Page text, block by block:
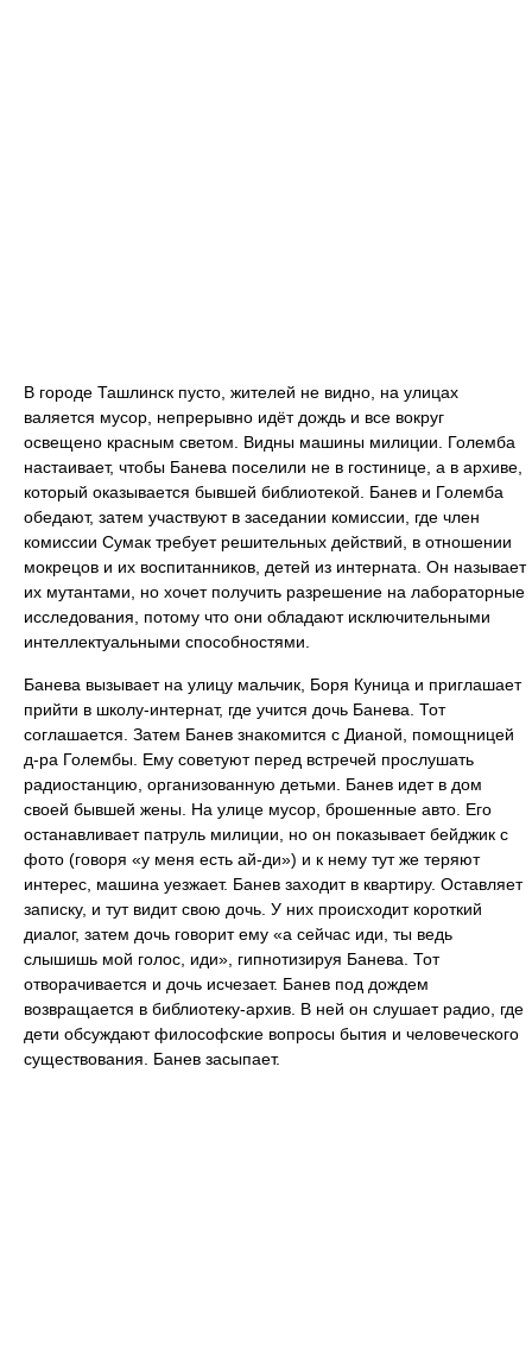
В городе Ташлинск пусто, жителей не видно, на улицах
валяется мусор, непрерывно идёт дождь и все вокруг
освещено красным светом. Видны машины милиции. Големба
настаивает, чтобы Банева поселили не в гостинице, а в архиве,
который оказывается бывшей библиотекой. Банев и Големба
обедают, затем участвуют в заседании комиссии, где член
комиссии Сумак требует решительных действий, в отношении
мокрецов и их воспитанников, детей из интерната. Он называет
их мутантами, но хочет получить разрешение на лабораторные
исследования, потому что они обладают исключительными
интеллектуальными способностями.
Банева вызывает на улицу мальчик, Боря Куница и приглашает
прийти в школу-интернат, где учится дочь Банева. Тот
соглашается. Затем Банев знакомится с Дианой, помощницей
д-ра Голембы. Ему советуют перед встречей прослушать
радиостанцию, организованную детьми. Банев идет в дом
своей бывшей жены. На улице мусор, брошенные авто. Его
останавливает патруль милиции, но он показывает бейджик с
фото (говоря «у меня есть ай-ди») и к нему тут же теряют
интерес, машина уезжает. Банев заходит в квартиру. Оставляет
записку, и тут видит свою дочь. У них происходит короткий
диалог, затем дочь говорит ему «а сейчас иди, ты ведь
слышишь мой голос, иди», гипнотизируя Банева. Тот
отворачивается и дочь исчезает. Банев под дождем
возвращается в библиотеку-архив. В ней он слушает радио, где
дети обсуждают философские вопросы бытия и человеческого
существования. Банев засыпает.